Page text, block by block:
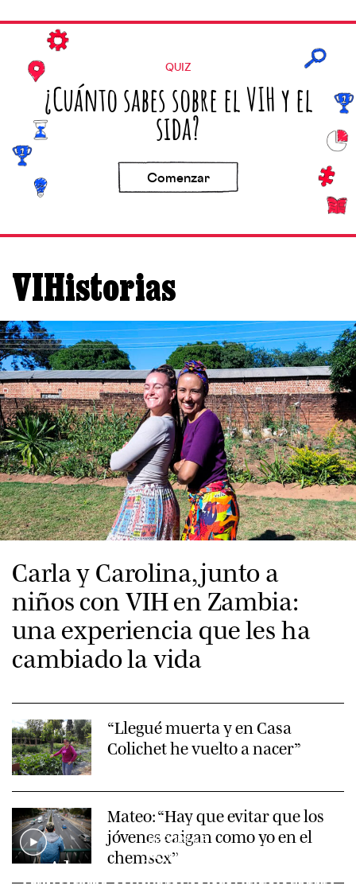
REPORTAJE
El final del VIH: ¿horizonte
REPORTAJE
Alertan del aumento de
REPORTAJE
Prepara tu consulta, una app
QUIZ
¿Cuánto sabes sobre el VIH y el
sida?
Comenzar
VIHistorias
Carla y Carolina, junto a
niños con VIH en Zambia:
una experiencia que les ha
cambiado la vida
“Llegué muerta y en Casa
Colichet he vuelto a nacer”
Mateo: “Hay que evitar que los
jóvenes caigan como yo en el
chemsex”